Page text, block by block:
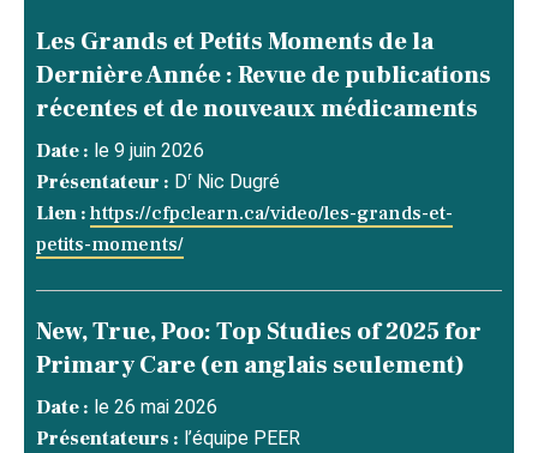
Les Grands et Petits Moments de la
Dernière Année : Revue de publications
récentes et de nouveaux médicaments
Date : le 9 juin 2026
Présentateur : Dr Nic Dugré
Lien : https://cfpclearn.ca/video/les-grands-et-
petits-moments/
New, True, Poo: Top Studies of 2025 for
Primary Care (en anglais seulement)
Date : le 26 mai 2026
Présentateurs : l’équipe PEER